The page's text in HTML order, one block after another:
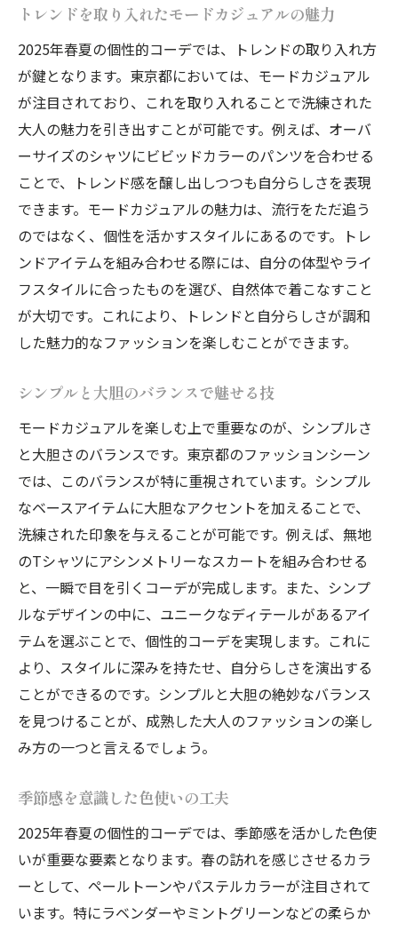
トレンドを取り入れたモードカジュアルの魅力
2025年春夏の個性的コーデでは、トレンドの取り入れ方
が鍵となります。東京都においては、モードカジュアル
が注目されており、これを取り入れることで洗練された
大人の魅力を引き出すことが可能です。例えば、オーバ
ーサイズのシャツにビビッドカラーのパンツを合わせる
ことで、トレンド感を醸し出しつつも自分らしさを表現
できます。モードカジュアルの魅力は、流行をただ追う
のではなく、個性を活かすスタイルにあるのです。トレ
ンドアイテムを組み合わせる際には、自分の体型やライ
フスタイルに合ったものを選び、自然体で着こなすこと
が大切です。これにより、トレンドと自分らしさが調和
した魅力的なファッションを楽しむことができます。
シンプルと大胆のバランスで魅せる技
モードカジュアルを楽しむ上で重要なのが、シンプルさ
と大胆さのバランスです。東京都のファッションシーン
では、このバランスが特に重視されています。シンプル
なベースアイテムに大胆なアクセントを加えることで、
洗練された印象を与えることが可能です。例えば、無地
のTシャツにアシンメトリーなスカートを組み合わせる
と、一瞬で目を引くコーデが完成します。また、シンプ
ルなデザインの中に、ユニークなディテールがあるアイ
テムを選ぶことで、個性的コーデを実現します。これに
より、スタイルに深みを持たせ、自分らしさを演出する
ことができるのです。シンプルと大胆の絶妙なバランス
を見つけることが、成熟した大人のファッションの楽し
み方の一つと言えるでしょう。
季節感を意識した色使いの工夫
2025年春夏の個性的コーデでは、季節感を活かした色使
いが重要な要素となります。春の訪れを感じさせるカラ
ーとして、ペールトーンやパステルカラーが注目されて
います。特にラベンダーやミントグリーンなどの柔らか